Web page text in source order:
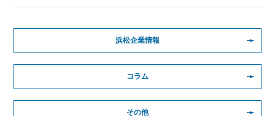
浜松企業情報
コラム
その他